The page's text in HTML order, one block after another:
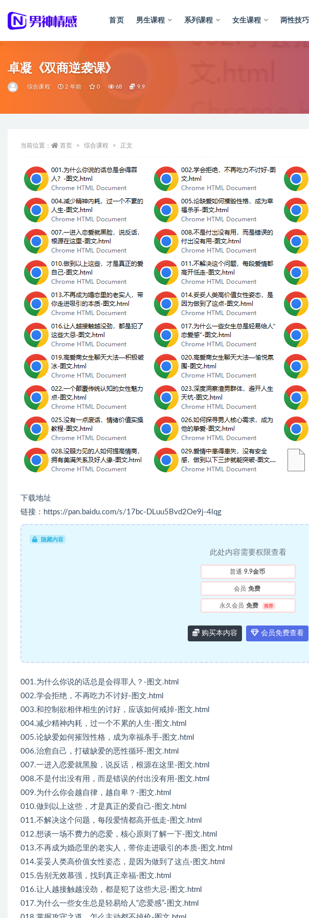
首页 男生课程 系列课程 女生课程 两性技巧
卓凝《双商逆袭课》
综合课程 2 年前 0 68 9.9
当前位置： 首页 综合课程 正文
下载地址
链接：https://pan.baidu.com/s/17bc-DLuu5Bvd2Oe9j-4lqg
隐藏内容
此处内容需要权限查看
普通 9.9金币
会员 免费
永久会员 免费 推荐
购买本内容 会员免费查看
001.为什么你说的话总是会得罪人？-图文.html
002.学会拒绝，不再吃力不讨好-图文.html
003.和控制欲相伴相生的讨好，应该如何戒掉-图文.html
004.减少精神内耗，过一个不累的人生-图文.html
005.论缺爱如何摧毁性格，成为幸福杀手-图文.html
006.治愈自己，打破缺爱的恶性循环-图文.html
007.一进入恋爱就黑脸，说反话，根源在这里-图文.html
008.不是付出没有用，而是错误的付出没有用-图文.html
009.为什么你会越自律，越自卑？-图文.html
010.做到以上这些，才是真正的爱自己-图文.html
011.不解决这个问题，每段爱情都高开低走-图文.html
012.想谈一场不费力的恋爱，核心原则了解一下-图文.html
013.不再成为婚恋里的老实人，带你走进吸引的本质-图文.html
014.妥妥人类高价值女性姿态，是因为做到了这点-图文.html
015.告别无效慕强，找到真正幸福-图文.html
016.让人越接触越没劲，都是犯了这些大忌-图文.html
017.为什么一些女生总是轻易给人“恋爱感”-图文.html